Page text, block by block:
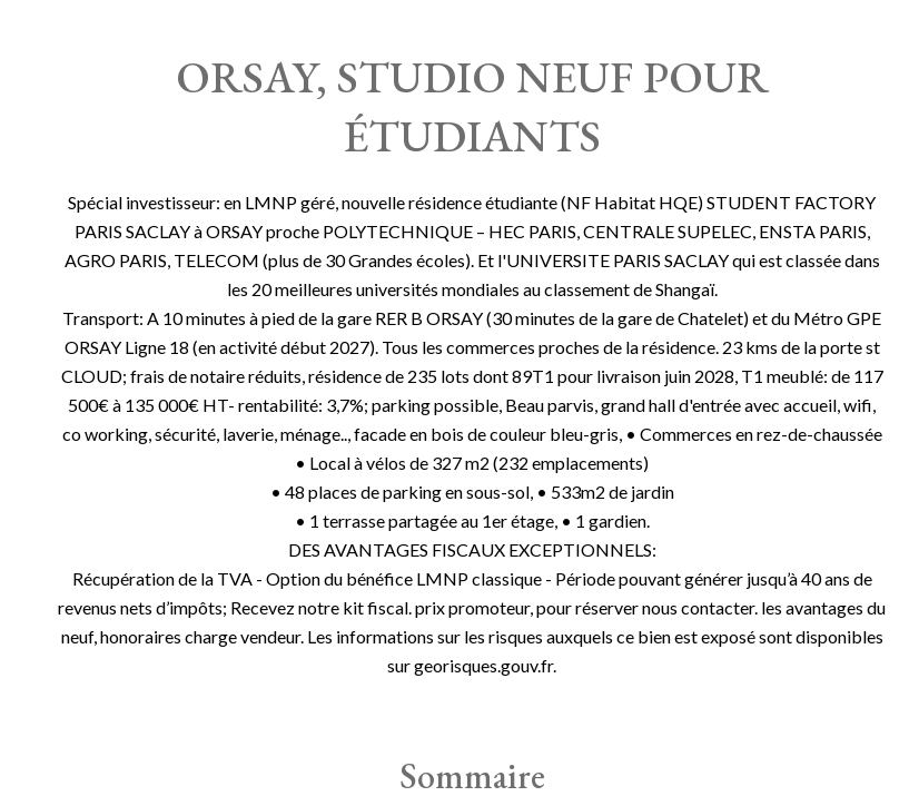
ORSAY, STUDIO NEUF POUR
ÉTUDIANTS
Spécial investisseur: en LMNP géré, nouvelle résidence étudiante (NF Habitat HQE) STUDENT FACTORY
PARIS SACLAY à ORSAY proche POLYTECHNIQUE – HEC PARIS, CENTRALE SUPELEC, ENSTA PARIS,
AGRO PARIS, TELECOM (plus de 30 Grandes écoles). Et l'UNIVERSITE PARIS SACLAY qui est classée dans
les 20 meilleures universités mondiales au classement de Shangaï.
Transport: A 10 minutes à pied de la gare RER B ORSAY (30 minutes de la gare de Chatelet) et du Métro GPE
ORSAY Ligne 18 (en activité début 2027). Tous les commerces proches de la résidence. 23 kms de la porte st
CLOUD; frais de notaire réduits, résidence de 235 lots dont 89T1 pour livraison juin 2028, T1 meublé: de 117
500€ à 135 000€ HT- rentabilité: 3,7%; parking possible, Beau parvis, grand hall d'entrée avec accueil, wifi,
co working, sécurité, laverie, ménage.., facade en bois de couleur bleu-gris, • Commerces en rez-de-chaussée
• Local à vélos de 327 m2 (232 emplacements)
• 48 places de parking en sous-sol, • 533m2 de jardin
• 1 terrasse partagée au 1er étage, • 1 gardien.
DES AVANTAGES FISCAUX EXCEPTIONNELS:
Récupération de la TVA - Option du bénéfice LMNP classique - Période pouvant générer jusqu’à 40 ans de
revenus nets d’impôts; Recevez notre kit fiscal. prix promoteur, pour réserver nous contacter. les avantages du
neuf, honoraires charge vendeur. Les informations sur les risques auxquels ce bien est exposé sont disponibles
sur georisques.gouv.fr.
Sommaire